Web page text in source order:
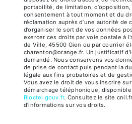
portabilité, de limitation,
consentement à tout moment et du
réclamation auprès d’une autorité de
d’organiser le sort de vos données
exercer ces droits par voie postale à
de Ville, 45500 Gien ou par courrier
charenton@orange.fr. Un justificatif
demandé. Nous conservons vos
de prise de contact puis pendant la
légale aux fins probatoires et de
Vous avez le droit de vous inscrire
démarchage téléphonique,
Bloctel.gouv.fr. Consultez le site
d’informations sur vos droits.